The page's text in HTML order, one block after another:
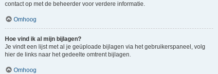
contact op met de beheerder voor verdere informatie.
Omhoog
Hoe vind ik al mijn bijlagen?
Je vindt een lijst met al je geüploade bijlagen via het gebruikerspaneel, volg
hier de links naar het gedeelte omtrent bijlagen.
Omhoog